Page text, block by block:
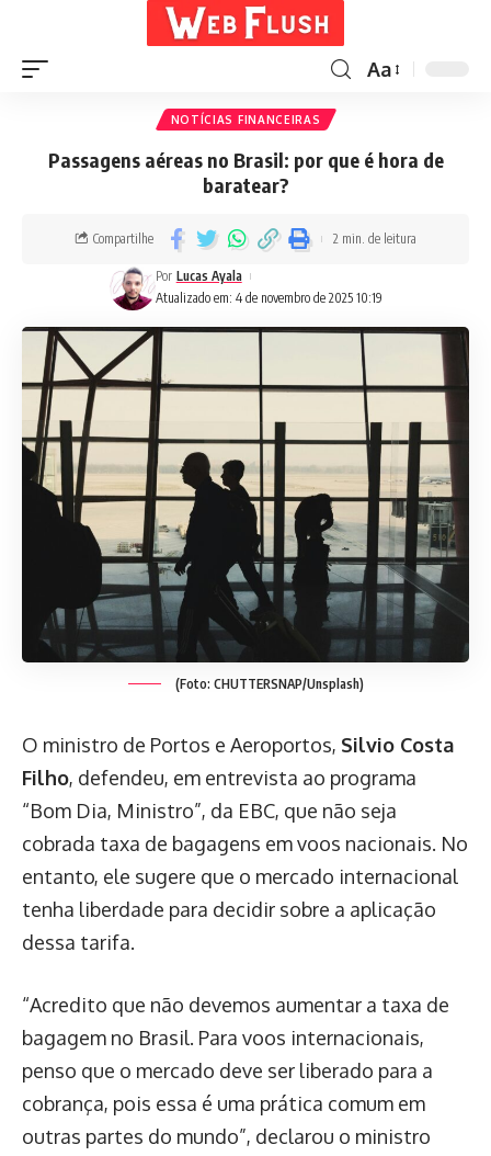
Aa
NOTÍCIAS FINANCEIRAS
Passagens aéreas no Brasil: por que é hora de
baratear?
Atualizado em: 4 de novembro de 2025 10:19
Por Lucas Ayala
Compartilhe 2 min. de leitura
(Foto: CHUTTERSNAP/Unsplash)
O ministro de Portos e Aeroportos, Silvio Costa
Filho, defendeu, em entrevista ao programa
“Bom Dia, Ministro”, da EBC, que não seja
cobrada taxa de bagagens em voos nacionais. No
entanto, ele sugere que o mercado internacional
tenha liberdade para decidir sobre a aplicação
dessa tarifa.
“Acredito que não devemos aumentar a taxa de
bagagem no Brasil. Para voos internacionais,
penso que o mercado deve ser liberado para a
cobrança, pois essa é uma prática comum em
outras partes do mundo”, declarou o ministro